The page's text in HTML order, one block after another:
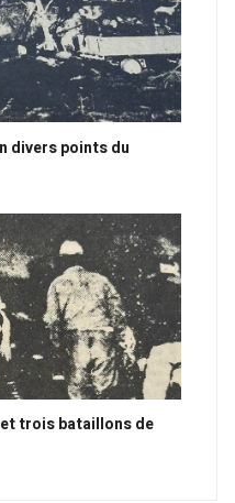
divers points du
trois bataillons de